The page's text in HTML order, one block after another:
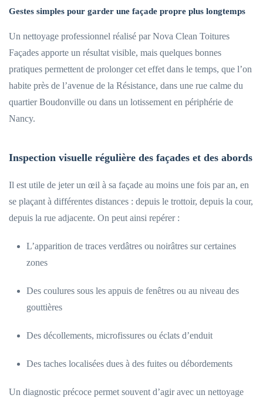
Gestes simples pour garder une façade propre plus longtemps
Un nettoyage professionnel réalisé par Nova Clean Toitures
Façades apporte un résultat visible, mais quelques bonnes
pratiques permettent de prolonger cet effet dans le temps, que l’on
habite près de l’avenue de la Résistance, dans une rue calme du
quartier Boudonville ou dans un lotissement en périphérie de
Nancy.
Inspection visuelle régulière des façades et des abords
Il est utile de jeter un œil à sa façade au moins une fois par an, en
se plaçant à différentes distances : depuis le trottoir, depuis la cour,
depuis la rue adjacente. On peut ainsi repérer :
L’apparition de traces verdâtres ou noirâtres sur certaines
zones
Des coulures sous les appuis de fenêtres ou au niveau des
gouttières
Des décollements, microfissures ou éclats d’enduit
Des taches localisées dues à des fuites ou débordements
Un diagnostic précoce permet souvent d’agir avec un nettoyage